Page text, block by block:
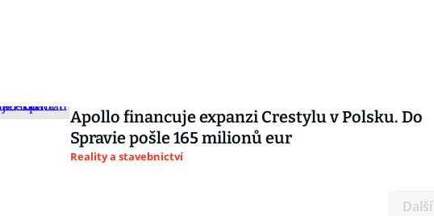
Apollo financuje expanzi Crestylu v Polsku. Do
Spravie pošle 165 milionů eur
Reality a stavebnictví
Další